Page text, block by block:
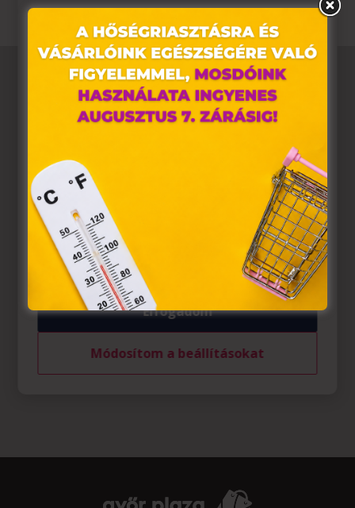
Weboldalunkon „cookie"-kat (továbbiakban „süti")
alkalmazunk. Ezek olyan fájlok, melyek információt
tárolnak webes böngészőjében. Ehhez az Ön
hozzájárulása szükséges.
A „sütiket" az elektronikus hírközlésről szóló 2003. évi C.
törvény, az elektronikus kereskedelmi szolgáltatások, az
információs társadalommal összefüggő szolgáltatások
egyes kérdéseiről szóló 2001. évi CVIII. törvény, valamint
az Európai Unió előírásainak megfelelően használjuk.
Azon weblapoknak, melyek az Európai Unió országain
belül működnek, a „sütik" használatához, és ezeknek a
felhasználó számítógépén vagy egyéb eszközén történő
tárolásához a felhasználók hozzájárulását kell kérniük.
Elfogadom
Módosítom a beállításokat